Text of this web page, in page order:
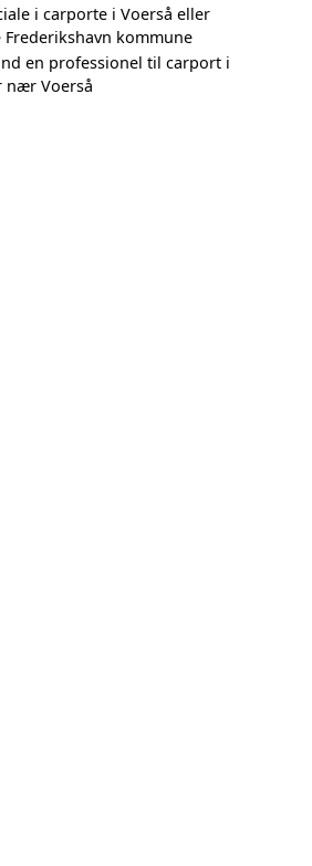
i carporte i Voerså eller
Frederikshavn kommune
en professionel til carport i
nær Voerså